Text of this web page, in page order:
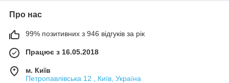
Про нас
99% позитивних з 946 відгуків за рік
Працює з 16.05.2018
м. Київ
Петропавлівська 12 , Київ, Україна